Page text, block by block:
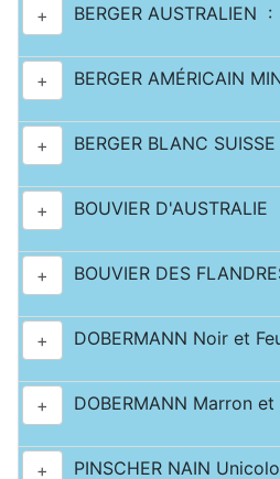
+ BERGER AUSTRALIEN
+ BERGER AMÉRICAIN
+ BERGER BLANC
+ BOUVIER
+ BOUVIER DES
+ DOBERMANN Noir et
+ DOBERMANN Marron
+ PINSCHER NAIN